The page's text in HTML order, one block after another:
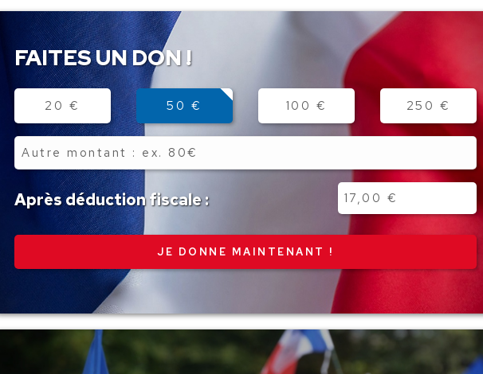
FAITES UN DON !
Montant
20 € 50 € 100 € 250 €
Autre
montant
Après déduction fiscale :